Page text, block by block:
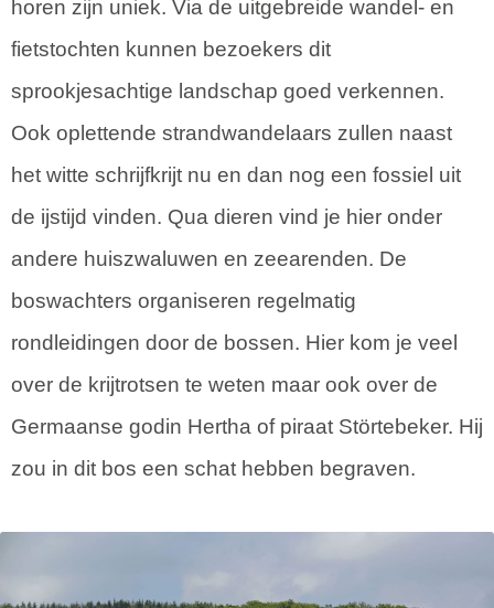
horen zijn uniek. Via de uitgebreide wandel- en
fietstochten kunnen bezoekers dit
sprookjesachtige landschap goed verkennen.
Ook oplettende strandwandelaars zullen naast
het witte schrijfkrijt nu en dan nog een fossiel uit
de ijstijd vinden. Qua dieren vind je hier onder
andere huiszwaluwen en zeearenden. De
boswachters organiseren regelmatig
rondleidingen door de bossen. Hier kom je veel
over de krijtrotsen te weten maar ook over de
Germaanse godin Hertha of piraat Störtebeker. Hij
zou in dit bos een schat hebben begraven.